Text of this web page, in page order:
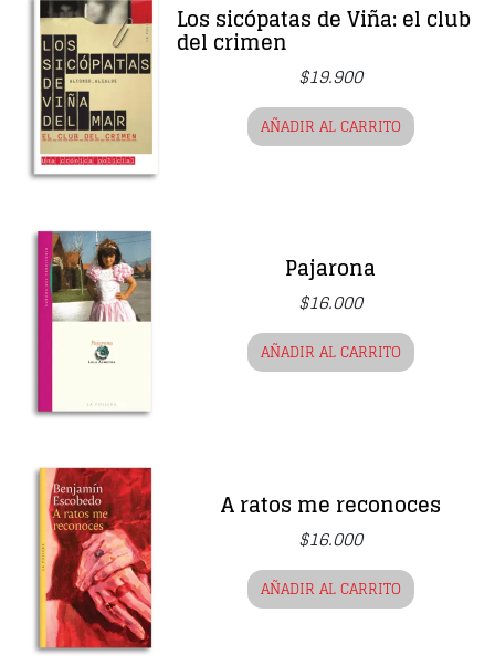
Los sicópatas de Viña: el club
del crimen
$19.900
AÑADIR AL CARRITO
Pajarona
$16.000
AÑADIR AL CARRITO
A ratos me reconoces
$16.000
AÑADIR AL CARRITO